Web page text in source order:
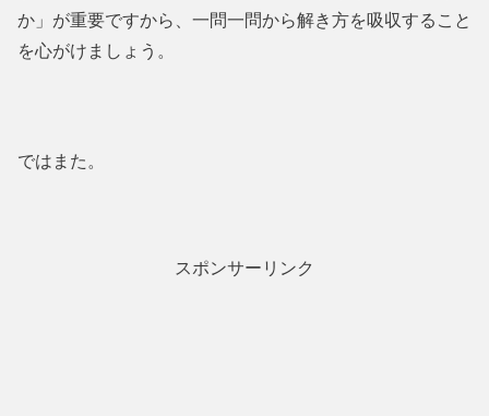
か」が重要ですから、一問一問から解き方を吸収すること
を心がけましょう。
ではまた。
スポンサーリンク